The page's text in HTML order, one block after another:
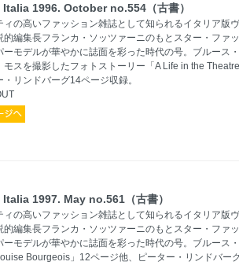
1996. October no.554（古書）
ィの高いファッション雑誌として知られるイタリア版
的編集長フランカ・ソッツァーニのもとスター・ファ
ーモデルが華やかに誌面を彩った時代の号。ブルース
モスを撮影したフォトストーリー「A Life in the Theatre
・リンドバーグ14ページ収録。
1997. May no.561（古書）
ィの高いファッション雑誌として知られるイタリア版
的編集長フランカ・ソッツァーニのもとスター・ファ
ーモデルが華やかに誌面を彩った時代の号。ブルース
Bourgeois」12ページ他、ピーター・リンドバー